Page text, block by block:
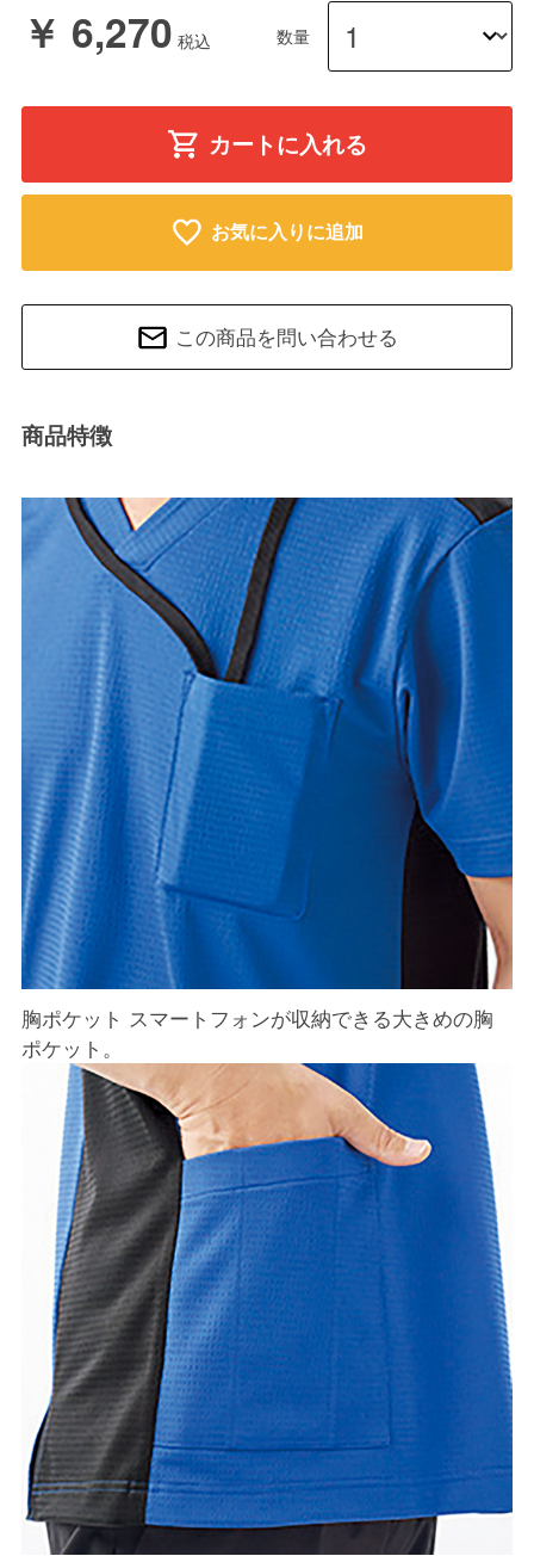
￥ 6,270 数量
カートに入れる
お気に入りに追加
この商品を問い合わせる
商品特徴
胸ポケット スマートフォンが収納できる大きめの胸
ポケット。